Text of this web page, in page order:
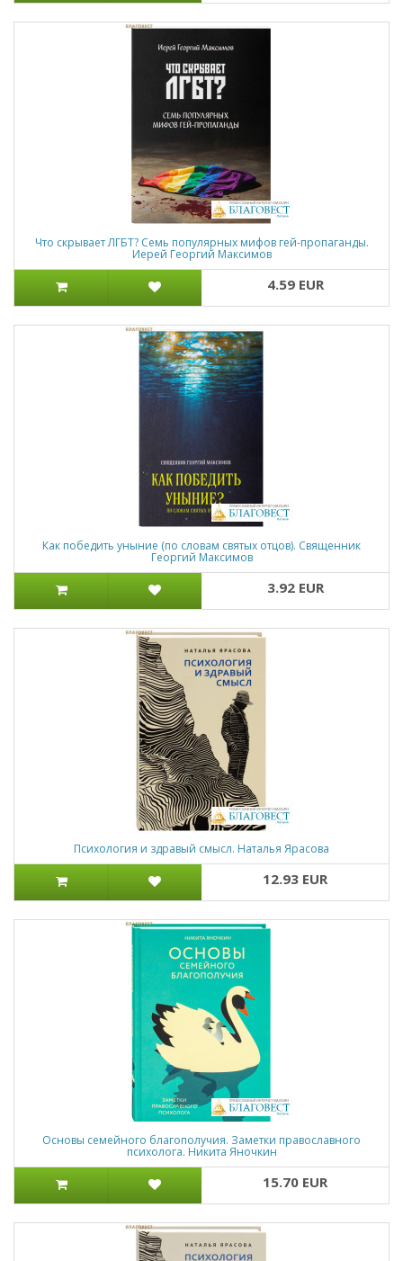
Что скрывает ЛГБТ? Семь популярных мифов гей-пропаганды.
Иерей Георгий Максимов
4.59 EUR
Как победить уныние (по словам святых отцов). Священник
Георгий Максимов
3.92 EUR
Психология и здравый смысл. Наталья Ярасова
12.93 EUR
Основы семейного благополучия. Заметки православного
психолога. Никита Яночкин
15.70 EUR